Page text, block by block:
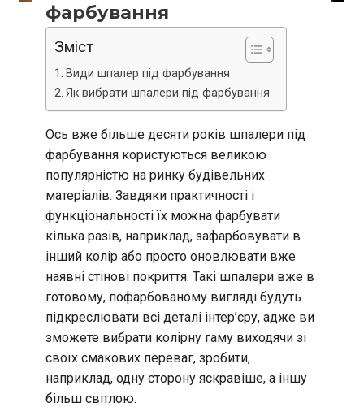
фарбування
Зміст
Види шпалер під фарбування
Як вибрати шпалери під фарбування
Ось вже більше десяти років шпалери під
фарбування користуються великою
популярністю на ринку будівельних
матеріалів. Завдяки практичності і
функціональності їх можна фарбувати
кілька разів, наприклад, зафарбовувати в
інший колір або просто оновлювати вже
наявні стінові покриття. Такі шпалери вже в
готовому, пофарбованому вигляді будуть
підкреслювати всі деталі інтер’єру, адже ви
зможете вибрати колірну гаму виходячи зі
своїх смакових переваг, зробити,
наприклад, одну сторону яскравіше, а іншу
більш світлою.